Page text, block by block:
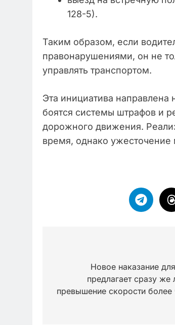
128-5).
Таким образом, если
правонарушениями, он не
управлять транспортом.
Эта инициатива
боятся системы штрафов и
дорожного движения.
время, однако ужесточение
записям
Новое наказание
предлагает сразу же
превышение скорости